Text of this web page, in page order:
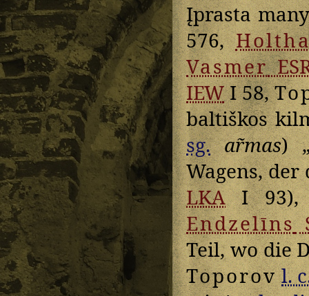
Įprasta
576,
Vasmer
IEWI 58,
baltiškos
sg. ar̃mas)
Wagens,
LKAI 93),
Endzelīns
Teil, wo die
Toporovl.